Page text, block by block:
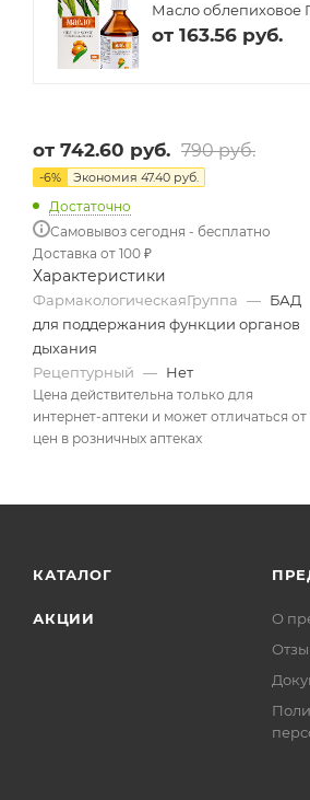
Масло облепиховое
от 163.56 руб.
от 742.60 руб. 790 руб.
-6% Экономия 47.40 руб.
Достаточно
Самовывоз сегодня - бесплатно
Доставка от 100 ₽
Характеристики
ФармакологическаяГруппа — БАД
для поддержания функции органов
дыхания
Рецептурный — Нет
Цена действительна только для
интернет-аптеки и может отличаться от
цен в розничных аптеках
КАТАЛОГ
АКЦИИ
О